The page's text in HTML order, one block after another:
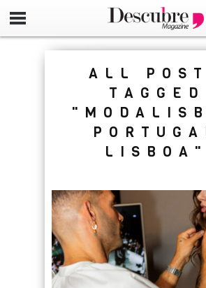
google-site-
ALL
TAGGED
LISBOA"